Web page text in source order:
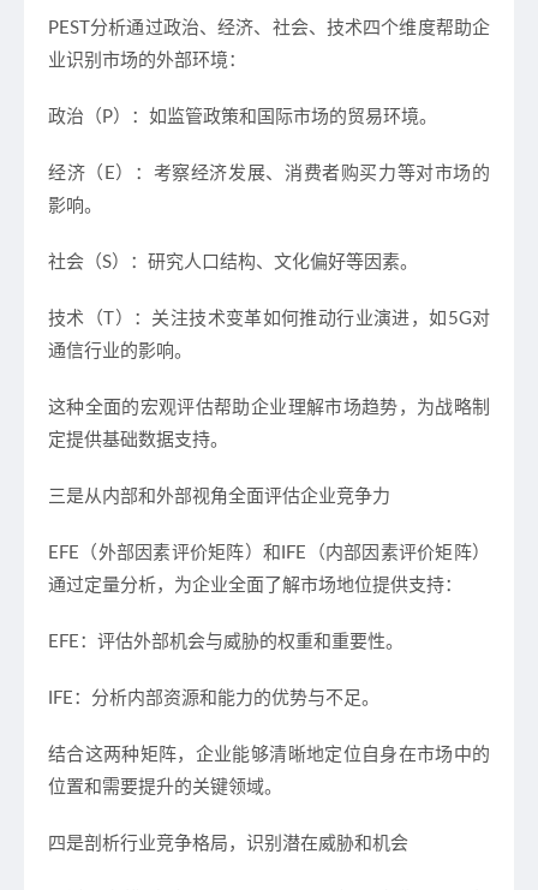
PEST 分析通过政治、经济、社会、技术四个维度帮助企
业识别市场的外部环境：
政治（P）：如监管政策和国际市场的贸易环境。
经济（E）：考察经济发展、消费者购买力等对市场的
影响。
社会（S）：研究人口结构、文化偏好等因素。
技术（T）：关注技术变革如何推动行业演进，如5G对
通信行业的影响。
这种全面的宏观评估帮助企业理解市场趋势，为战略制
定提供基础数据支持。
三是从内部和外部视角全面评估企业竞争力
EFE （外部因素评价矩阵）和IFE（内部因素评价矩阵）
通过定量分析，为企业全面了解市场地位提供支持：
EFE：评估外部机会与威胁的权重和重要性。
IFE：分析内部资源和能力的优势与不足。
结合这两种矩阵，企业能够清晰地定位自身在市场中的
位置和需要提升的关键领域。
四是剖析行业竞争格局，识别潜在威胁和机会